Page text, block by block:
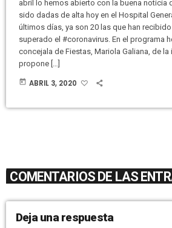
abril lo hemos abierto con la buena noticia
sido dadas de alta hoy en el Hospital
últimos días, ya son 20 las que han
superado el #coronavirus. En el programa
concejala de Fiestas, Mariola Galiana, de la
propone […]
today ABRIL 3, 2020
COMENTARIOS DE LAS
Deja una respuesta